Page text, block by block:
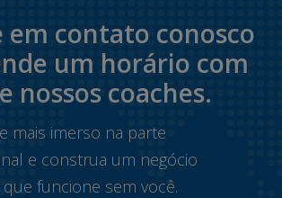
em contato conosco
um horário com
nossos coaches.
mais imerso na parte
e construa um negócio
funcione sem você.